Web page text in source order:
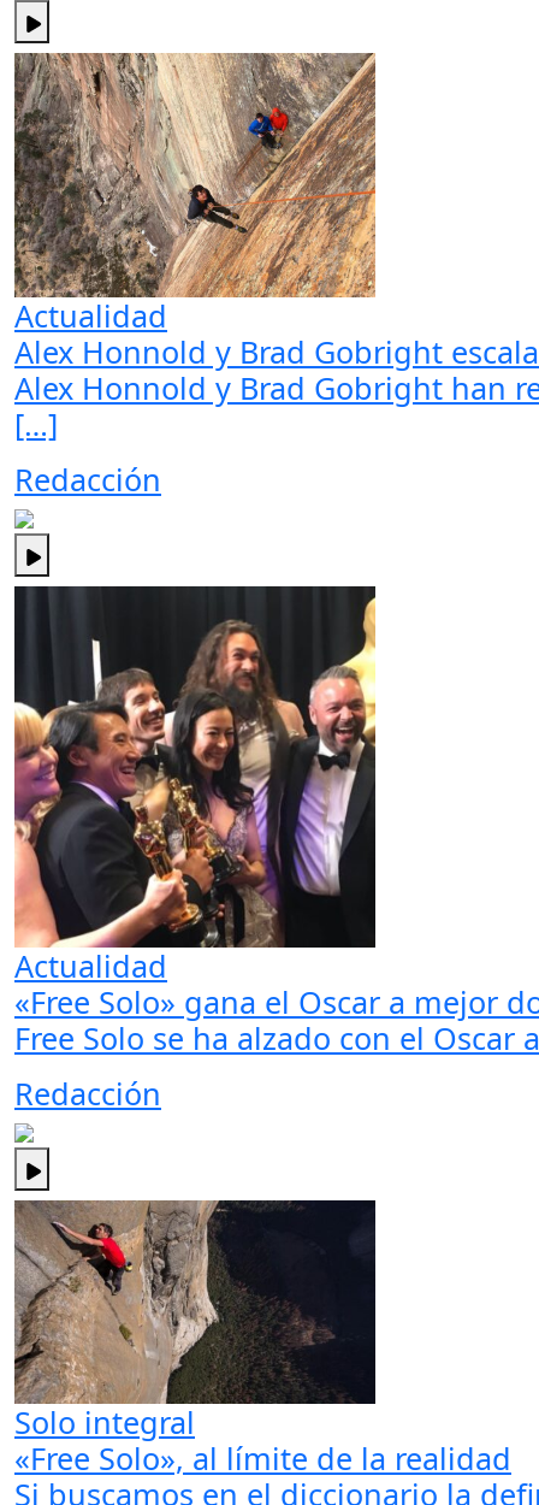
Actualidad
Alex Honnold y Brad Gobright
Alex Honnold y Brad Gobright han
[…]
Redacción
Actualidad
«Free Solo» gana el Oscar a mejor
Free Solo se ha alzado con el
Redacción
Solo integral
«Free Solo», al límite de la realidad
Si buscamos en el diccionario la